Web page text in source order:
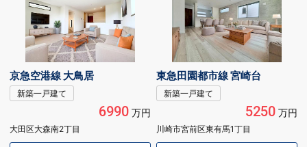
京急空港線 大鳥居
新築一戸建て
6990万円
大田区大森南2丁目
東急田園都市線 宮崎台
新築一戸建て
5250万円
川崎市宮前区東有馬1丁目